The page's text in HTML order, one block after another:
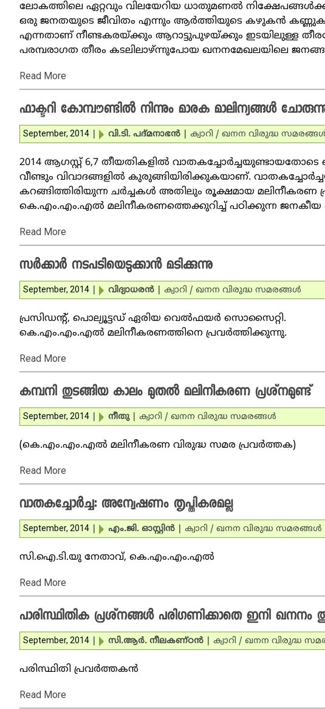
ലോകത്തിലെ ഏറ്റവും വിലയേറിയ ധാതുമണല്‍
ഒരു ജനതയുടെ ജീവിതം എന്നും ആര്‍ത്തിയുടെ കഴുകന്‍
എന്നതാണ് നീണ്ടകരയ്ക്കും ആറാട്ടുപുഴയ്ക്കും ഇടയിലുള്ള
പരമ്പരാഗത തീരം കടലിലാഴ്ന്നുപോയ ഖനനമേഖലയിലെ
Read More
ഫാക്ടറി കോമ്പൗണ്ടില്‍ നിന്നും മാരക മാലിന്യങ്ങള്‍
September, 2014 വി.ടി. പദ്മനാഭന്‍ ക്വാറി / ഖനന വിരുദ്ധ
2014 ആഗസ്റ്റ് 6,7 തീയതികളില്‍
വീണ്ടും വിവാദങ്ങളില്‍ കുരുങ്ങിയിരിക്കുകയാണ്.
കറങ്ങിത്തിരിയുന്ന ചര്‍ച്ചകള്‍ അതിലും രൂക്ഷമായ
കെ.എം.എം.എല്‍ മലിനീകരണത്തെക്കുറിച്ച് പഠിക്കുന്ന
Read More
സര്‍ക്കാര്‍ നടപടിയെടുക്കാന്‍ മടിക്കുന്നു
September, 2014 വിദ്യാധരന്‍ ക്വാറി / ഖനന വിരുദ്ധ സമരങ്ങള്‍
പ്രസിഡന്റ്, പൊല്യൂട്ടഡ് ഏരിയ വെല്‍ഫയര്‍ സൊസൈറ്റി.
കെ.എം.എം.എല്‍ മലിനീകരണത്തിനെ പ്രവര്‍ത്തിക്കുന്നു.
Read More
കമ്പനി തുടങ്ങിയ കാലം മുതല്‍ മലിനീകരണ പ്രശ്‌നമുണ്ട്
September, 2014 നീതു ക്വാറി / ഖനന വിരുദ്ധ സമരങ്ങള്‍
(കെ.എം.എം.എല്‍ മലിനീകരണ വിരുദ്ധ സമര പ്രവര്‍ത്തക)
Read More
വാതകച്ചോര്‍ച്ച: അന്വേഷണം തൃപ്തികരമല്ല
September, 2014 എം.ജി. ഓസ്റ്റിന്‍ ക്വാറി / ഖനന വിരുദ്ധ സമരങ്ങള്‍
സി.ഐ.ടി.യു നേതാവ്, കെ.എം.എം.എല്‍
Read More
പാരിസ്ഥിതിക പ്രശ്‌നങ്ങള്‍ പരിഗണിക്കാതെ ഇനി ഖനനം
September, 2014 സി.ആര്‍. നീലകണ്ഠന്‍ ക്വാറി / ഖനന വിരുദ്ധ
പരിസ്ഥിതി പ്രവര്‍ത്തകന്‍
Read More